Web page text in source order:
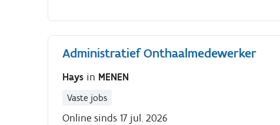
Administratief Onthaalmedewerker
Hays in MENEN
Vaste jobs
Online sinds 17 jul. 2026